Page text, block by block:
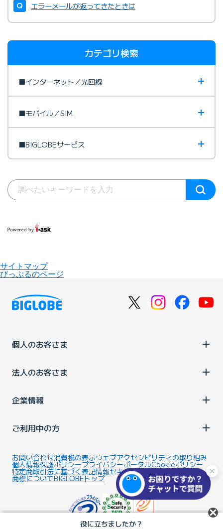
役に立ちましたか？
エラーメールが返ってきたときは
カテゴリ検索
■インターネット／光回線
■モバイル／SIM
■BIGLOBEサービス
サイトマップ
びっぷるのページ
個人のお客さま
法人のお客さま
企業情報
ご利用中の方
お問い合わせ消費税の表示ウェブアクセシビリティの取り組み
個人情報保護ポリシープライバシーポータルCookieポリシー
特定商取引法に基づく表記情報セキュリティ基本方針
商標についてBIGLOBEトップ